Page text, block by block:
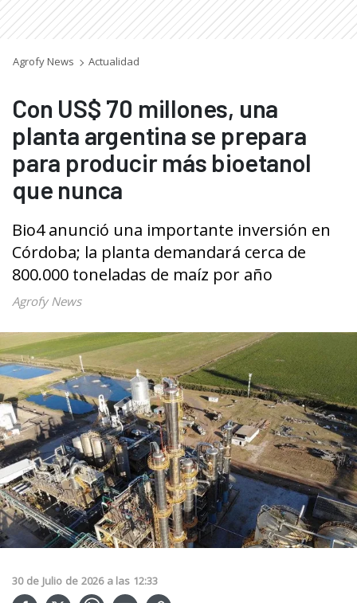
Agrofy News Actualidad
Con US$ 70 millones, una
planta argentina se prepara
para producir más bioetanol
que nunca
Bio4 anunció una importante inversión en
Córdoba; la planta demandará cerca de
800.000 toneladas de maíz por año
Agrofy News
30 de Julio de 2026 a las 12:33